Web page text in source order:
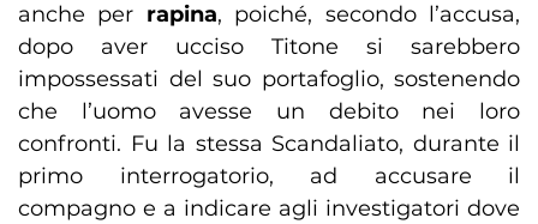
anche per rapina, poiché, secondo l’accusa,
dopo aver ucciso Titone si sarebbero
impossessati del suo portafoglio, sostenendo
che l’uomo avesse un debito nei loro
confronti. Fu la stessa Scandaliato, durante il
primo interrogatorio, ad accusare il
compagno e a indicare agli investigatori dove